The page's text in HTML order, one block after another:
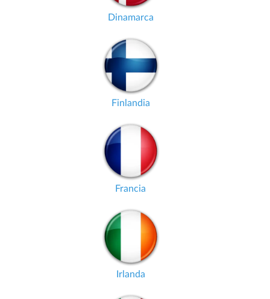
Dinamarca
Finlandia
Francia
Irlanda